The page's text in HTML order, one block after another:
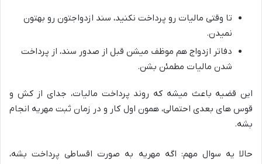
تا وقتی مالیات رو پرداخت نکنید، سند ازدواجتون رو بهتون
نمیدن.
دفاتر ازدواج هم موظف میشن قبل از صدور سند، از پرداخت
شدن مالیات مطمئن بشن.
این قضیه باعث میشه که روند پرداخت مالیات، جدای از کش و
قوس های بعدی احتمالی، همون اول کار و در زمان ثبت مهریه انجام
بشه.
حالا یه سوال مهم: اگه مهریه به صورت اقساطی پرداخت بشه،